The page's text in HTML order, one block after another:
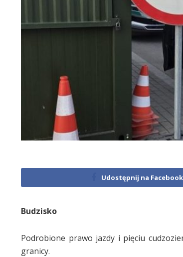
Udostępnij na Facebook
Budzisko
Podrobione prawo jazdy i pięciu
granicy.